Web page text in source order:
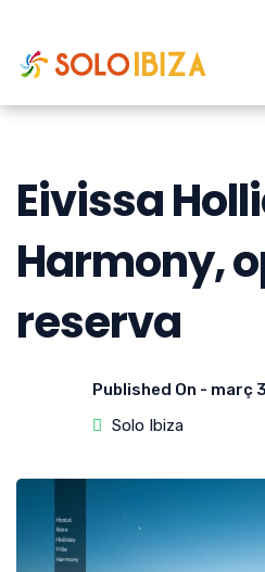
Eivissa
Harmony,
reserva
Published On - març
Solo Ibiza